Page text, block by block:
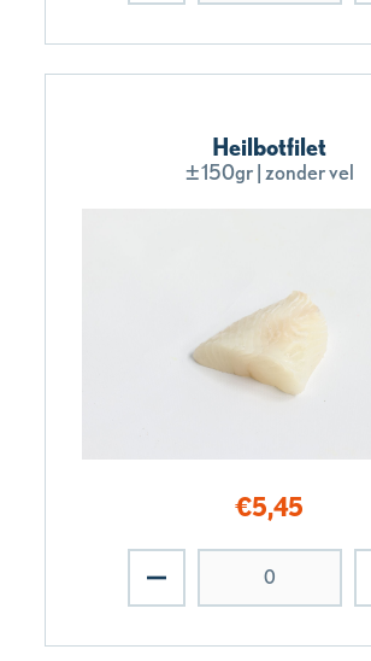
Heilbotfilet
±150gr | zonder vel
€5,45